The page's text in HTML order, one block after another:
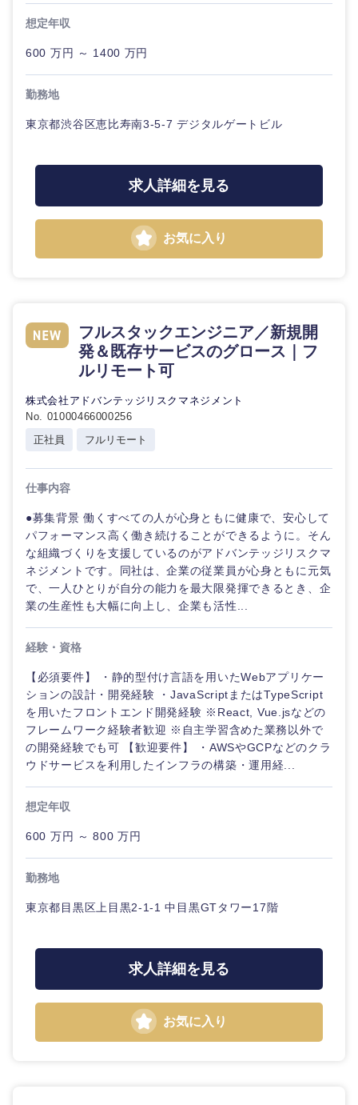
佐賀県
鹿児島県
想定年収
600 万円 ～ 1400 万円
勤務地
東京都渋谷区恵比寿南3-5-7 デジタルゲートビル
求人詳細を見る
お気に入り
フルスタックエンジニア／新規開
発＆既存サービスのグロース｜フ
ルリモート可
株式会社アドバンテッジリスクマネジメント
No. 01000466000256
正社員
フルリモート
仕事内容
●募集背景 働くすべての人が心身ともに健康で、安心して
パフォーマンス高く働き続けることができるように。そん
な組織づくりを支援しているのがアドバンテッジリスクマ
ネジメントです。同社は、企業の従業員が心身ともに元気
で、一人ひとりが自分の能力を最大限発揮できるとき、企
業の生産性も大幅に向上し、企業も活性...
経験・資格
【必須要件】 ・静的型付け言語を用いたWebアプリケー
ションの設計・開発経験 ・JavaScriptまたはTypeScript
を用いたフロントエンド開発経験 ※React, Vue.jsなどの
フレームワーク経験者歓迎 ※自主学習含めた業務以外で
の開発経験でも可 【歓迎要件】 ・AWSやGCPなどのクラ
ウドサービスを利用したインフラの構築・運用経...
想定年収
600 万円 ～ 800 万円
勤務地
東京都目黒区上目黒2-1-1 中目黒GTタワー17階
求人詳細を見る
お気に入り